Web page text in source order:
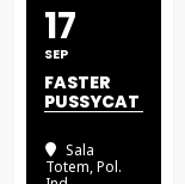
17
SEP
FASTER
PUSSYCAT
Sala
Totem, Pol.